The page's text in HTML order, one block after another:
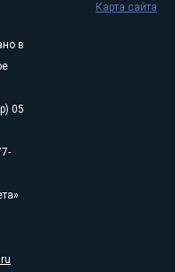
в
05
Карта сайта